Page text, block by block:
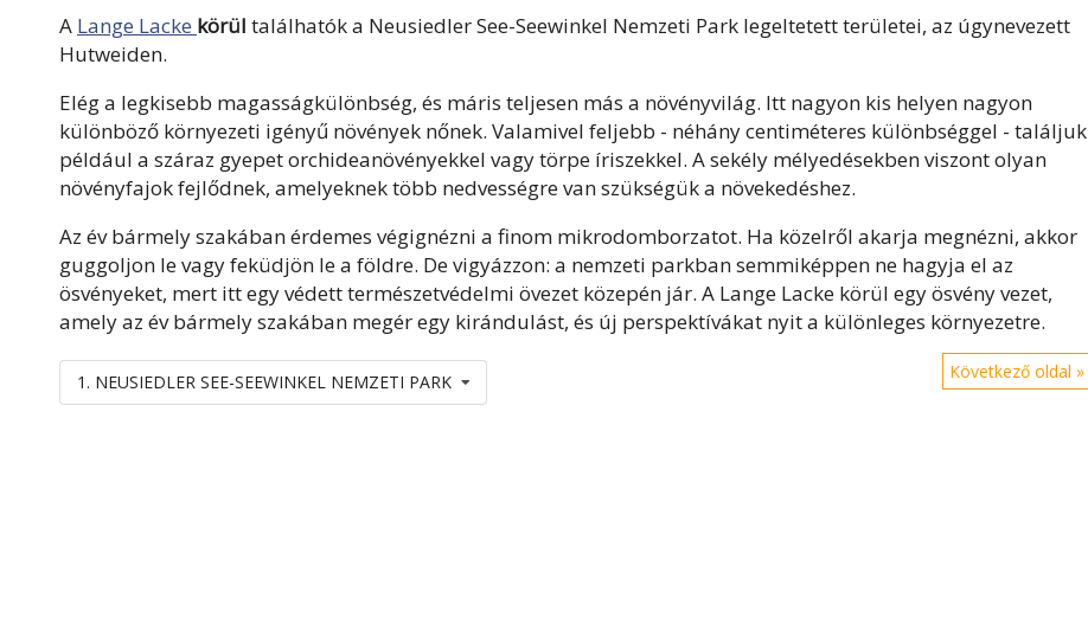
A Lange Lacke körül találhatók a Neusiedler See-Seewinkel Nemzeti Park legeltetett területei, az úgynevezett
Hutweiden.
Elég a legkisebb magasságkülönbség, és máris teljesen más a növényvilág. Itt nagyon kis helyen nagyon
különböző környezeti igényű növények nőnek. Valamivel feljebb - néhány centiméteres különbséggel - találjuk
például a száraz gyepet orchideanövényekkel vagy törpe íriszekkel. A sekély mélyedésekben viszont olyan
növényfajok fejlődnek, amelyeknek több nedvességre van szükségük a növekedéshez.
Az év bármely szakában érdemes végignézni a finom mikrodomborzatot. Ha közelről akarja megnézni, akkor
guggoljon le vagy feküdjön le a földre. De vigyázzon: a nemzeti parkban semmiképpen ne hagyja el az
ösvényeket, mert itt egy védett természetvédelmi övezet közepén jár. A Lange Lacke körül egy ösvény vezet,
amely az év bármely szakában megér egy kirándulást, és új perspektívákat nyit a különleges környezetre.
Következő oldal »
1. NEUSIEDLER SEE-SEEWINKEL NEMZETI PARK